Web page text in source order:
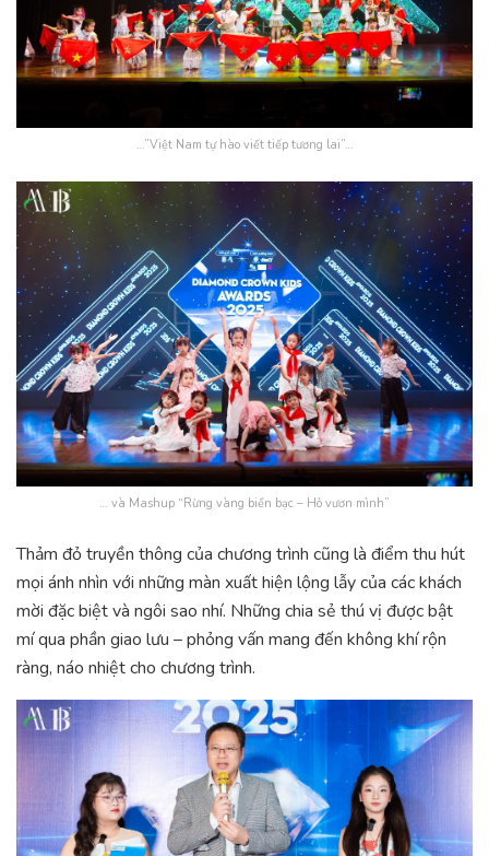
…”Việt Nam tự hào viết tiếp tương lai”…
… và Mashup “Rừng vàng biển bạc – Hò vươn mình”
Thảm đỏ truyền thông của chương trình cũng là điểm thu hút
mọi ánh nhìn với những màn xuất hiện lộng lẫy của các khách
mời đặc biệt và ngôi sao nhí. Những chia sẻ thú vị được bật
mí qua phần giao lưu – phỏng vấn mang đến không khí rộn
ràng, náo nhiệt cho chương trình.